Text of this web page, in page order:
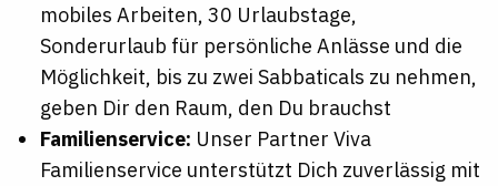
mobiles Arbeiten, 30 Urlaubstage,
Sonderurlaub für persönliche Anlässe und die
Möglichkeit, bis zu zwei Sabbaticals zu nehmen,
geben Dir den Raum, den Du brauchst
Familienservice: Unser Partner Viva
Familienservice unterstützt Dich zuverlässig mit